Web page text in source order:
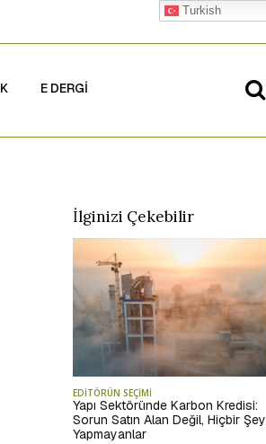
E DERGİ
İlginizi Çekebilir
EDİTÖRÜN SEÇİMİ
Yapı Sektöründe Karbon Kredisi:
Sorun Satın Alan Değil, Hiçbir Şey
Yapmayanlar
Turkish